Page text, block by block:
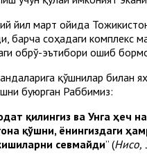
йил март ойида
барча соҳадаги комплекс
обрў-эътибори ошиб
қўшнилар билан
буюрган Раббимиз:
қилингиз ва Унга ҳеч
қўшни, ёнингиздаги
севмайди” (Нисо,